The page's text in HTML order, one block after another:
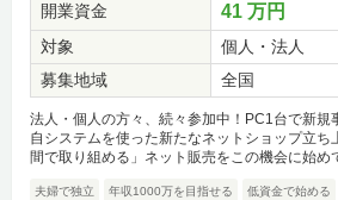
開業資金
41 万円
対象
個人・法人
募集地域
全国
法人・個人の方々、続々参加中！PC1台で新規
自システムを使った新たなネットショップ立ち
間で取り組める」ネット販売をこの機会に始め
夫婦で独立 年収1000万を目指せる 低資金で始める